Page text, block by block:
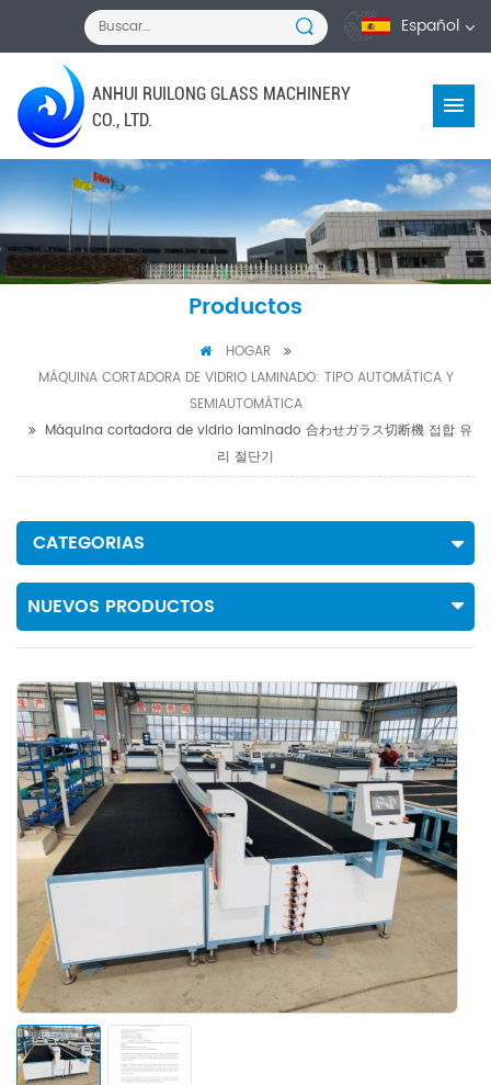
Español
ANHUI RUILONG GLASS MACHINERY
CO., LTD.
Productos
HOGAR
MÁQUINA CORTADORA DE VIDRIO LAMINADO: TIPO AUTOMÁTICA Y
SEMIAUTOMÁTICA
Máquina cortadora de vidrio laminado 合わせガラス切断機 접합 유
리 절단기
CATEGORIAS
NUEVOS PRODUCTOS